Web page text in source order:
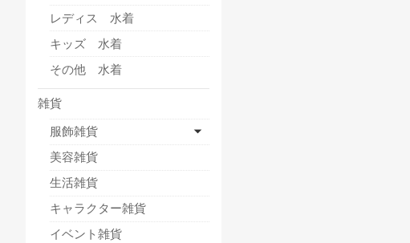
レディス 水着
キッズ 水着
その他 水着
雑貨
服飾雑貨
美容雑貨
生活雑貨
キャラクター雑貨
イベント雑貨